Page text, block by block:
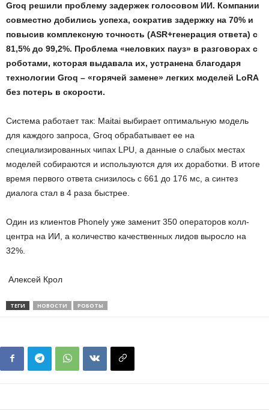
Groq решили проблему задержек голосовом ИИ. Компании
совместно добились успеха, сократив задержку на 70% и
повысив комплексную точность (ASR+генерация ответа) с
81,5% до 99,2%. Проблема «неловких пауз» в разговорах с
роботами, которая выдавала их, устранена благодаря
технологии Groq – «горячей замене» легких моделей LoRA
без потерь в скорости.
Система работает так: Maitai выбирает оптимальную модель
для каждого запроса, Groq обрабатывает ее на
специализированных чипах LPU, а данные о слабых местах
моделей собираются и используются для их доработки. В итоге
время первого ответа снизилось с 661 до 176 мс, а синтез
диалога стал в 4 раза быстрее.
Один из клиентов Phonely уже заменит 350 операторов колл-
центра на ИИ, а количество качественных лидов выросло на
32%.
Алексей Крол
ТЕГИ НОВОСТИ РОБОТЫ